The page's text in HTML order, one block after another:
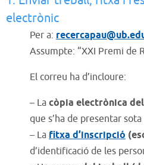
electrònic
Per a:
Assumpte: “XXI Premi de
El correu ha d’incloure:
– La còpia electrònica
que s’ha de presentar
– La fitxa d’inscripció
d’identificació de les